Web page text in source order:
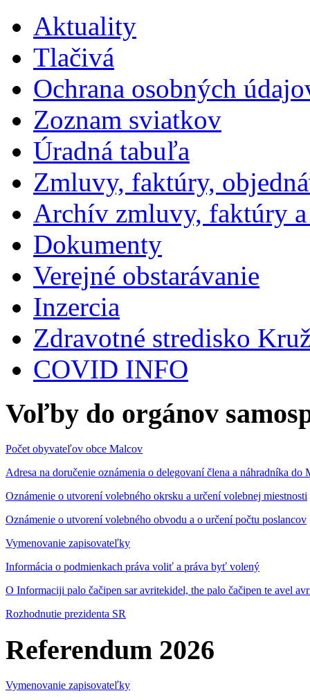
Aktuality
Tlačivá
Ochrana osobných
Zoznam sviatkov
Úradná tabuľa
Zmluvy, faktúry,
Archív zmluvy, faktúry
Dokumenty
Verejné obstarávanie
Inzercia
Zdravotné stredisko
COVID INFO
Voľby do orgánov
Počet obyvateľov obce Malcov
Adresa na doručenie oznámenia o delegovaní člena a náhradníka
Oznámenie o utvorení volebného okrsku a určení volebnej miestnosti
Oznámenie o utvorení volebného obvodu a o určení počtu poslancov
Vymenovanie zapisovateľky
Informácia o podmienkach práva voliť a práva byť volený
O Informaciji palo čačipen sar avritekidel, the palo čačipen te avel
Rozhodnutie prezidenta SR
Referendum 2026
Vymenovanie zapisovateľky